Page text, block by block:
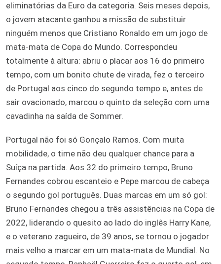
eliminatórias da Euro da categoria. Seis meses depois,
o jovem atacante ganhou a missão de substituir
ninguém menos que Cristiano Ronaldo em um jogo de
mata-mata de Copa do Mundo. Correspondeu
totalmente à altura: abriu o placar aos 16 do primeiro
tempo, com um bonito chute de virada, fez o terceiro
de Portugal aos cinco do segundo tempo e, antes de
sair ovacionado, marcou o quinto da seleção com uma
cavadinha na saída de Sommer.
Portugal não foi só Gonçalo Ramos. Com muita
mobilidade, o time não deu qualquer chance para a
Suíça na partida. Aos 32 do primeiro tempo, Bruno
Fernandes cobrou escanteio e Pepe marcou de cabeça
o segundo gol português. Duas marcas em um só gol:
Bruno Fernandes chegou a três assistências na Copa de
2022, liderando o quesito ao lado do inglês Harry Kane,
e o veterano zagueiro, de 39 anos, se tornou o jogador
mais velho a marcar em um mata-mata de Mundial. No